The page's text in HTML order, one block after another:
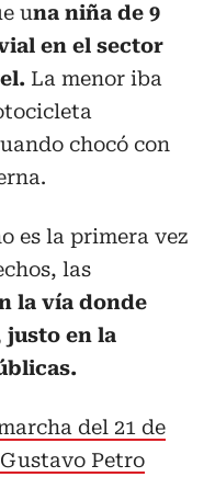
una niña de 9
en el sector
La menor iba
chocó con
es la primera vez
las
la vía donde
en la
del 21 de
Petro